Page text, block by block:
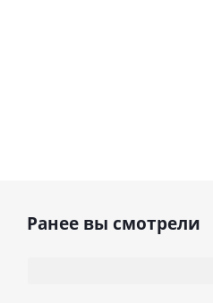
Ранее вы смотрели